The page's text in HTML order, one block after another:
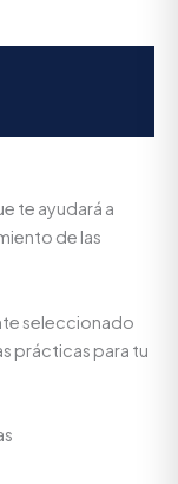
te ayudará a
de las
seleccionado
prácticas para tu